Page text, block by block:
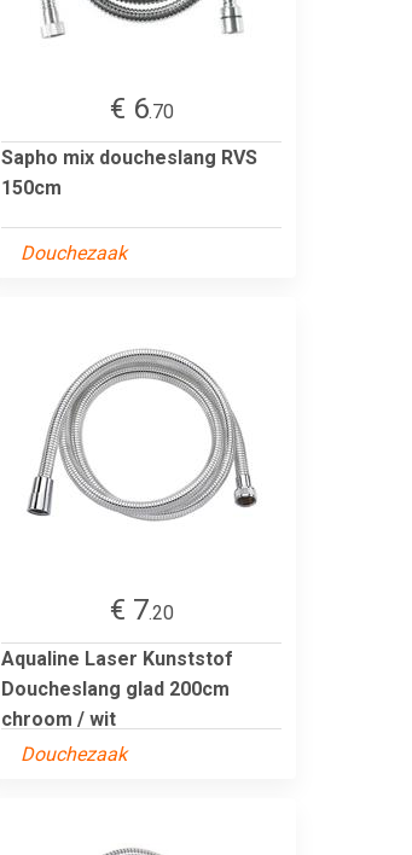
€ 6.70
Sapho mix doucheslang RVS
150cm
Douchezaak
€ 7.20
Aqualine Laser Kunststof
Doucheslang glad 200cm
chroom / wit
Douchezaak